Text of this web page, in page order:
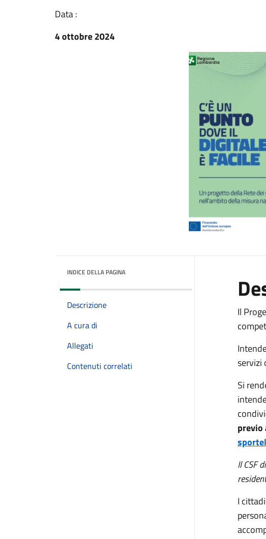
Data :
4 ottobre 2024
INDICE DELLA PAGINA
Descrizione
A cura di
Allegati
Contenuti correlati
Il
servizi
Si
previo
Il CSF
I